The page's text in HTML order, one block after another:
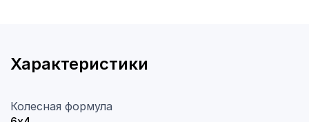
Характеристики
Колесная формула